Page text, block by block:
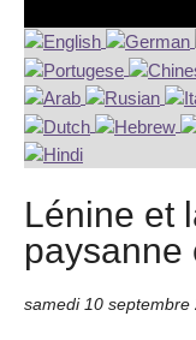
Lénine et
paysanne
samedi 10 septembre